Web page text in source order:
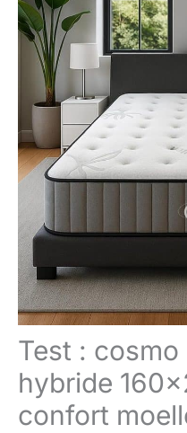
Test :
hybride
confort